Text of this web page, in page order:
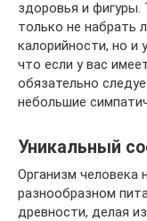
здоровья и фигуры.
только не набрать
калорийности, но и
что если у вас
обязательно
небольшие
Уникальный
Организм человека
разнообразном
древности, делая